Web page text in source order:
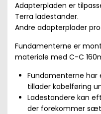
Adapterpladen er
Terra ladestander.
Andre adapterplader
Fundamenterne er
materiale med C-C
Fundamenterne har
tillader kabelføring
Ladestandere kan
der forekommer